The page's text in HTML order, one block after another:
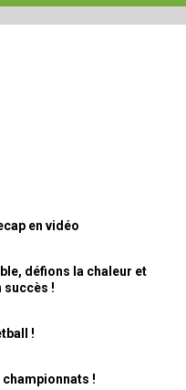
en vidéo
défions la chaleur et
succès !
!
championnats !